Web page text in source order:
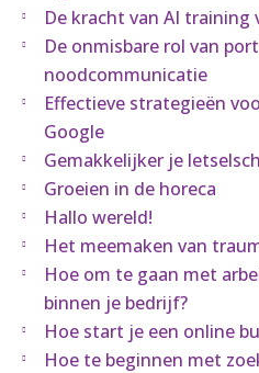
De kracht van AI training
De onmisbare rol van
noodcommunicatie
Effectieve strategieën
Google
Gemakkelijker je
Groeien in de horeca
Hallo wereld!
Het meemaken van
Hoe om te gaan met
binnen je bedrijf?
Hoe start je een online
Hoe te beginnen met